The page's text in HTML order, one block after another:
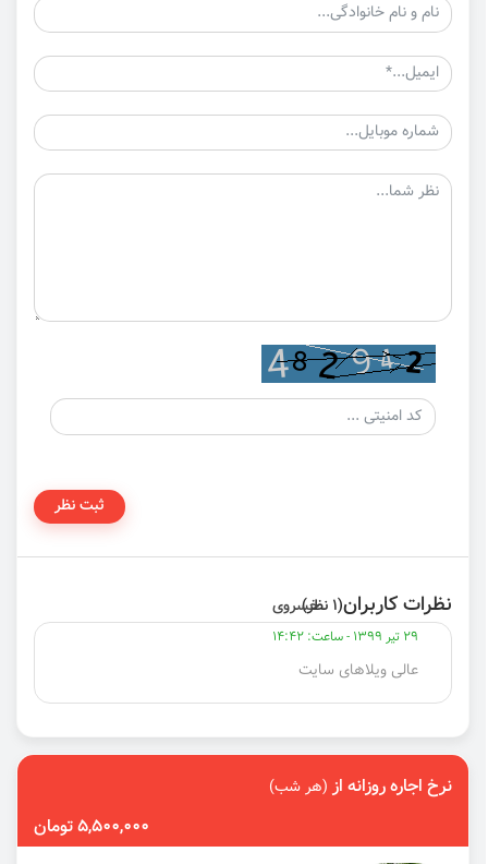
ثبت نظر
نظرات کاربران(1 نظر) خسروی
29 تیر 1399 - ساعت: 14:42
عالی ویلاهای سایت
نرخ اجاره روزانه از(هر شب)
5,500,000 تومان